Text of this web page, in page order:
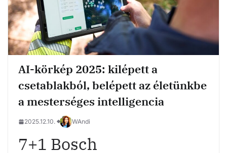
AI-körkép 2025: kilépett a
csetablakból, belépett az életünkbe
a mesterséges intelligencia
2025.12.10. WAndi
7+1 Bosch